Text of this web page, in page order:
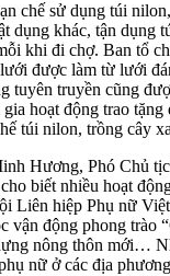
chế sử dụng túi
dụng khác, tận dụng
khi đi chợ. Ban tổ
được làm từ lưới
tuyên truyền cũng
hoạt động trao tặng
túi nilon, trồng cây
Hương, Phó Chủ
biết nhiều hoạt
Liên hiệp Phụ nữ
vận động phong trào
nông thôn mới…
nữ ở các địa